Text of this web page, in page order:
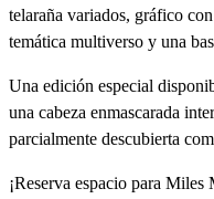
telaraña variados, gráfico
temática multiverso y una
Una edición especial
una cabeza enmascarada
parcialmente descubierta
¡Reserva espacio para